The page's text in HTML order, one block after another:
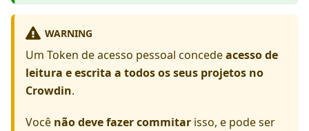
WARNING
Um Token de acesso pessoal concedeacesso de
leitura e escrita a todos os seus projetos no
Crowdin.
Você não deve fazer commitar isso, e pode ser